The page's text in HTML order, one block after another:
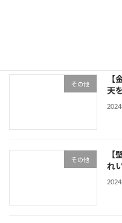
その他
【
天
2024
その他
【
れ